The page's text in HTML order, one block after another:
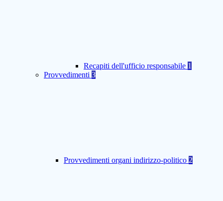
Recapiti dell'ufficio responsabile 1
Provvedimenti 3
Provvedimenti organi indirizzo-politico 2